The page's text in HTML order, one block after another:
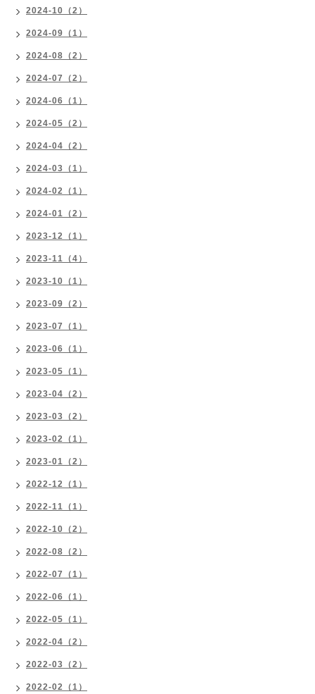
2024-10（2）
2024-09（1）
2024-08（2）
2024-07（2）
2024-06（1）
2024-05（2）
2024-04（2）
2024-03（1）
2024-02（1）
2024-01（2）
2023-12（1）
2023-11（4）
2023-10（1）
2023-09（2）
2023-07（1）
2023-06（1）
2023-05（1）
2023-04（2）
2023-03（2）
2023-02（1）
2023-01（2）
2022-12（1）
2022-11（1）
2022-10（2）
2022-08（2）
2022-07（1）
2022-06（1）
2022-05（1）
2022-04（2）
2022-03（2）
2022-02（1）